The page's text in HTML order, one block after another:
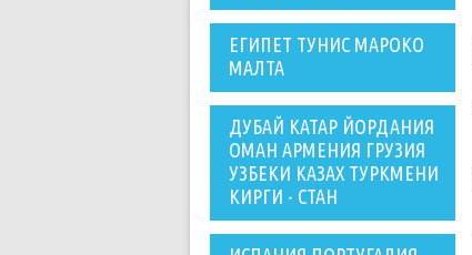
ЕГИПЕТ ТУНИС МАРОКО
МАЛТА
ДУБАЙ КАТАР ЙОРДАНИЯ
ОМАН АРМЕНИЯ ГРУЗИЯ
УЗБЕКИ КАЗАХ ТУРКМЕНИ
КИРГИ - СТАН